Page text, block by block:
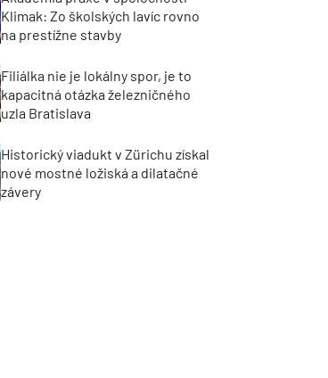
Klimak: Zo školských lavíc rovno
na prestížne stavby
Filiálka nie je lokálny spor, je to
kapacitná otázka železničného
uzla Bratislava
Historický viadukt v Zürichu získal
nové mostné ložiská a dilatačné
závery